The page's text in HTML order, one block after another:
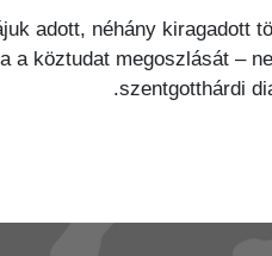
adott, néhány kiragadott
a köztudat megoszlását –
szentgotthárdi